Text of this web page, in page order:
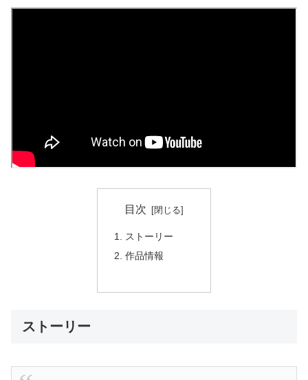
目次
ストーリー
作品情報
ストーリー